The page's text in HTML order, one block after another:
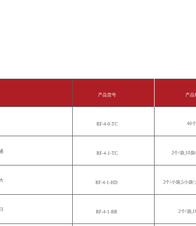
产品货号 产品
RF-4-0-TC 40
RF-4-1-TC 2个/袋,10袋
RF-4-1-HD 2个/小袋,5小袋/
RF-4-1-BR 2个/袋